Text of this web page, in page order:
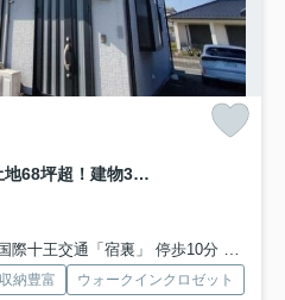
熊谷市上川上 中古住宅（土地68坪超！建物39坪超！）
際十王交通「宿裏」 停歩10分
高崎
収納豊富
ウォークインクロゼット